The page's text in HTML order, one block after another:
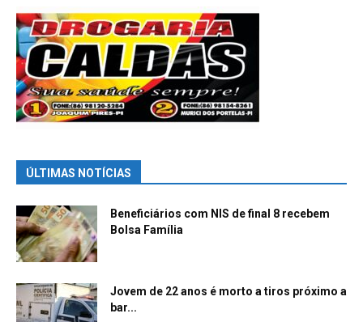
ÚLTIMAS NOTÍCIAS
Beneficiários com NIS de final 8 recebem
Bolsa Família
Jovem de 22 anos é morto a tiros próximo a
bar...